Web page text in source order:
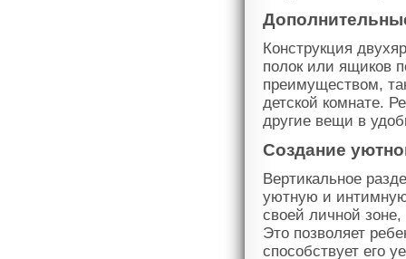
Конструкция
полок или ящиков
преимуществом,
детской комнате.
другие вещи в
Создание
Вертикальное
уютную и интимную
своей личной зоне,
Это позволяет
способствует его